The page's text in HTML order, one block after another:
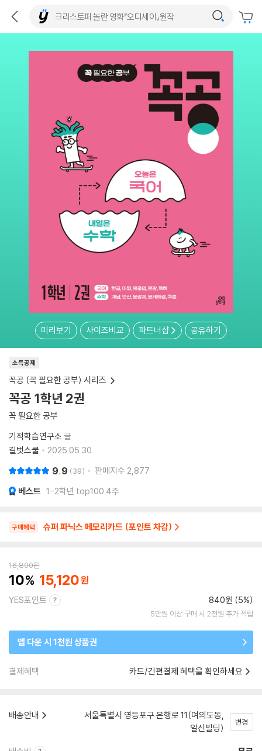
미리보기 사이즈비교 파트너샵 공유하기
소득공제
꼭공 (꼭 필요한 공부) 시리즈
꼭공 1학년 2권
꼭 필요한 공부
기적학습연구소 글
길벗스쿨
2025.05.30.
9.9 39 판매지수 2,877
베스트 1-2학년 top100 4주
구매혜택 슈퍼 파닉스 메모리카드 (포인트 차감)
16,800원
10 15,120
YES포인트 840원 (5%)
5만원 이상 구매 시 2천원 추가 적립
앱 다운 시 1천원 상품권
결제혜택 카드/간편결제 혜택을 확인하세요
배송안내
서울특별시 영등포구 은행로 11(여의도동,
일신빌딩)
변경